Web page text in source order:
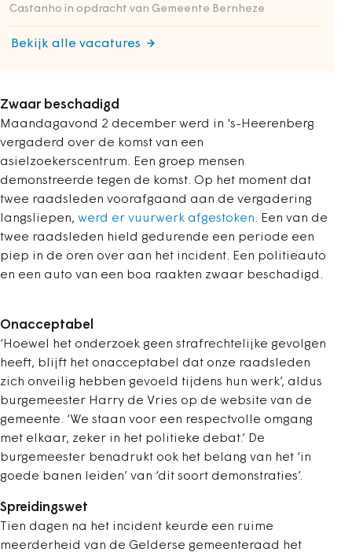
Castanho in opdracht van Gemeente Bernheze
Bekijk alle vacatures
Zwaar beschadigd
Maandagavond 2 december werd in 's-Heerenberg
vergaderd over de komst van een
asielzoekerscentrum. Een groep mensen
demonstreerde tegen de komst. Op het moment dat
twee raadsleden voorafgaand aan de vergadering
langsliepen, werd er vuurwerk afgestoken. Een van de
twee raadsleden hield gedurende een periode een
piep in de oren over aan het incident. Een politieauto
en een auto van een boa raakten zwaar beschadigd.
Onacceptabel
‘Hoewel het onderzoek geen strafrechtelijke gevolgen
heeft, blijft het onacceptabel dat onze raadsleden
zich onveilig hebben gevoeld tijdens hun werk’, aldus
burgemeester Harry de Vries op de website van de
gemeente. ‘We staan voor een respectvolle omgang
met elkaar, zeker in het politieke debat.’ De
burgemeester benadrukt ook het belang van het ‘in
goede banen leiden’ van ‘dit soort demonstraties’.
Spreidingswet
Tien dagen na het incident keurde een ruime
meerderheid van de Gelderse gemeenteraad het